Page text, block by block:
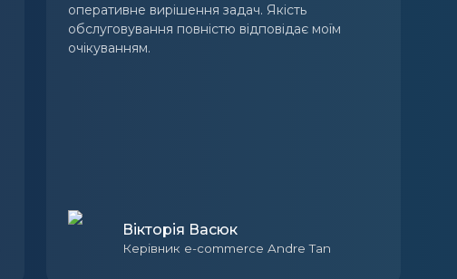
оперативне вирішення задач. Якість
обслуговування повністю відповідає моїм
очікуванням.
Вікторія Васюк
Керівник e-commerce Andre Tan